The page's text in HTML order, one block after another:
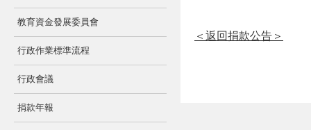
教育資金發展委員會
行政作業標準流程
行政會議
捐款年報
＜返回捐款公告＞